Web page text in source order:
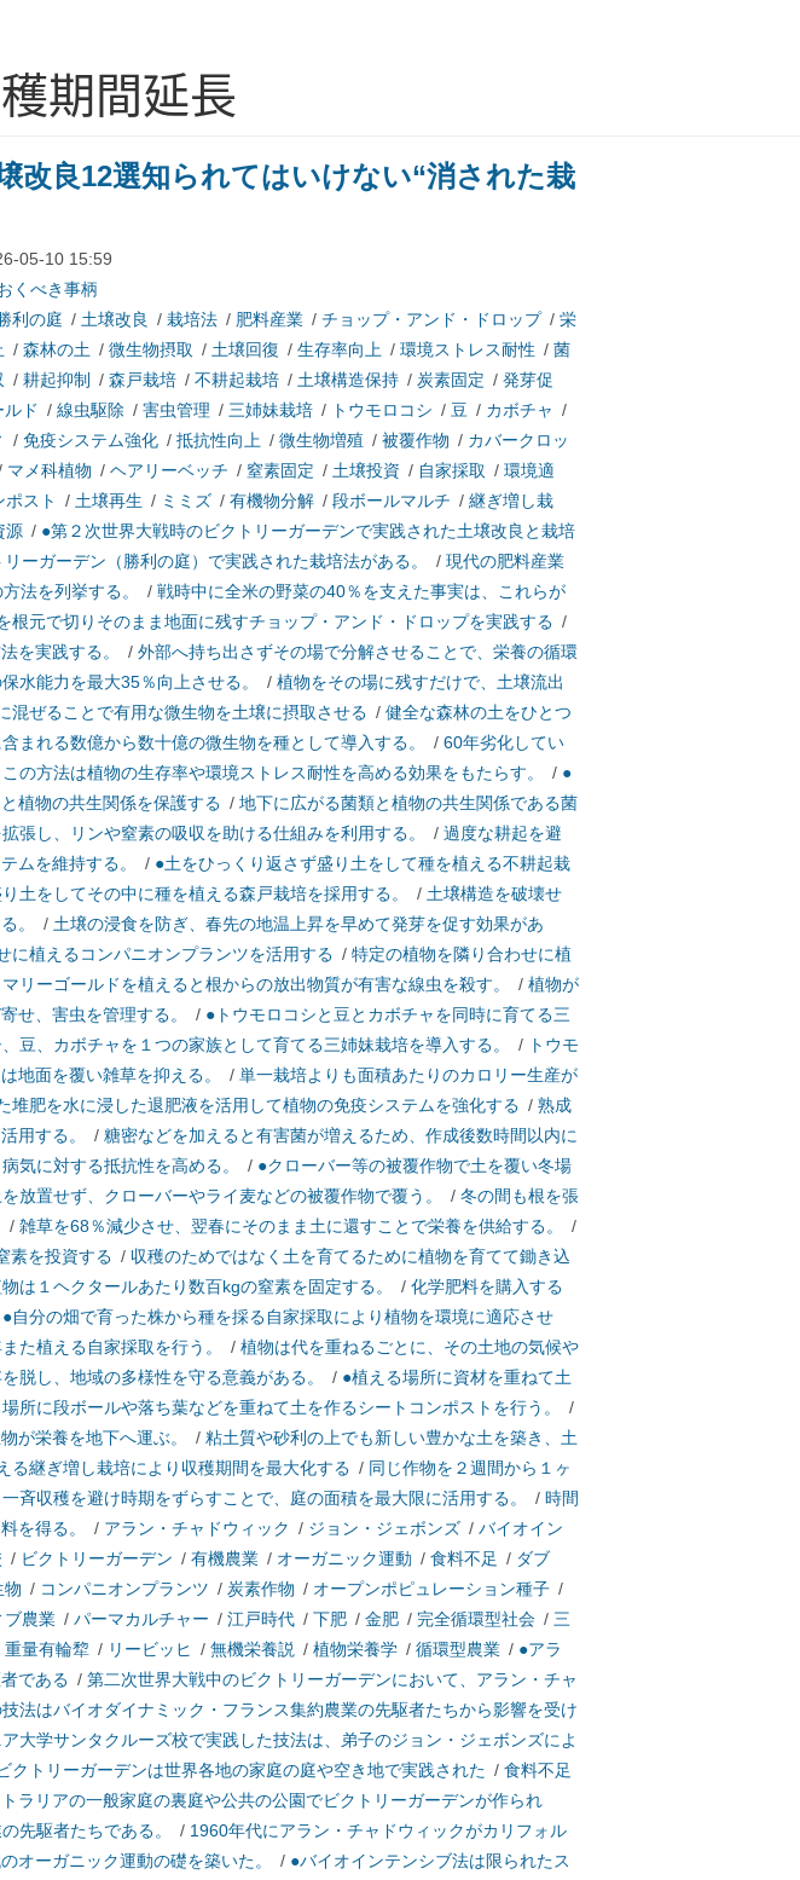
期間延長
改良12選知られてはいけない“消された栽
05-10 15:59
くべき事柄
利の庭 / 土壌改良 / 栽培法/ 肥料産業/ チョップ・アンド・ドロップ/ 栄
/ 森林の土/ 微生物摂取 / 土壌回復 / 生存率向上/ 環境ストレス耐性 / 菌
/ 耕起抑制 / 森戸栽培/ 不耕起栽培/ 土壌構造保持/ 炭素固定 / 発芽促
ド / 線虫駆除 / 害虫管理 / 三姉妹栽培/ トウモロコシ / 豆/ カボチャ /
/ 免疫システム強化/ 抵抗性向上/ 微生物増殖 / 被覆作物 / カバークロッ
マメ科植物 / ヘアリーベッチ / 窒素固定 / 土壌投資 / 自家採取 / 環境適
ポスト / 土壌再生 / ミミズ/ 有機物分解/ 段ボールマルチ / 継ぎ増し栽
源/ ●第２次世界大戦時のビクトリーガーデンで実践された土壌改良と栽培
ーガーデン（勝利の庭）で実践された栽培法がある。 / 現代の肥料産業
法を列挙する。
/ 戦時中に全米の野菜の40％を支えた事実は、これらが
根元で切りそのまま地面に残すチョップ・アンド・ドロップを実践する /
を実践する。
/ 外部へ持ち出さずその場で分解させることで、栄養の循環
水能力を最大35％向上させる。 / 植物をその場に残すだけで、土壌流出
混ぜることで有用な微生物を土壌に摂取させる / 健全な森林の土をひとつ
まれる数億から数十億の微生物を種として導入する。 / 60年劣化してい
この方法は植物の生存率や環境ストレス耐性を高める効果をもたらす。 / ●
植物の共生関係を保護する / 地下に広がる菌類と植物の共生関係である菌
張し、リンや窒素の吸収を助ける仕組みを利用する。 / 過度な耕起を避
ムを維持する。
/ ●土をひっくり返さず盛り土をして種を植える不耕起栽
土をしてその中に種を植える森戸栽培を採用する。 / 土壌構造を破壊せ
。
/ 土壌の浸食を防ぎ、春先の地温上昇を早めて発芽を促す効果があ
に植えるコンパニオンプランツを活用する / 特定の植物を隣り合わせに植
マリーゴールドを植えると根からの放出物質が有害な線虫を殺す。 / 植物が
せ、害虫を管理する。
/ ●トウモロコシと豆とカボチャを同時に育てる三
、豆、カボチャを１つの家族として育てる三姉妹栽培を導入する。 / トウモ
地面を覆い雑草を抑える。
/ 単一栽培よりも面積あたりのカロリー生産が
堆肥を水に浸した退肥液を活用して植物の免疫システムを強化する / 熟成
用する。
/ 糖密などを加えると有害菌が増えるため、作成後数時間以内に
気に対する抵抗性を高める。 / ●クローバー等の被覆作物で土を覆い冬場
放置せず、クローバーやライ麦などの被覆作物で覆う。 / 冬の間も根を張
/ 雑草を68％減少させ、翌春にそのまま土に還すことで栄養を供給する。
/
素を投資する / 収穫のためではなく土を育てるために植物を育てて鋤き込
は１ヘクタールあたり数百kgの窒素を固定する。 / 化学肥料を購入する
●自分の畑で育った株から種を採る自家採取により植物を環境に適応させ
た植える自家採取を行う。 / 植物は代を重ねるごとに、その土地の気候や
脱し、地域の多様性を守る意義がある。 / ●植える場所に資材を重ねて土
所に段ボールや落ち葉などを重ねて土を作るシートコンポストを行う。
/
が栄養を地下へ運ぶ。
/ 粘土質や砂利の上でも新しい豊かな土を築き、土
る継ぎ増し栽培により収穫期間を最大化する / 同じ作物を２週間から１ヶ
一斉収穫を避け時期をずらすことで、庭の面積を最大限に活用する。 / 時間
を得る。
/ アラン・チャドウィック / ジョン・ジェボンズ/ バイオイン
/ ビクトリーガーデン / 有機農業/ オーガニック運動 / 食料不足 / ダブ
物 / コンパニオンプランツ / 炭素作物 / オープンポピュレーション種子/
ブ農業/ パーマカルチャー / 江戸時代/ 下肥/ 金肥/ 完全循環型社会/ 三
重量有輪犂/ リービッヒ / 無機栄養説/ 植物栄養学/ 循環型農業/ ●アラ
である / 第二次世界大戦中のビクトリーガーデンにおいて、アラン・チャ
法はバイオダイナミック・フランス集約農業の先駆者たちから影響を受け
大学サンタクルーズ校で実践した技法は、弟子のジョン・ジェボンズによ
クトリーガーデンは世界各地の家庭の庭や空き地で実践された / 食料不足
ラリアの一般家庭の裏庭や公共の公園でビクトリーガーデンが作られ
先駆者たちである。 / 1960年代にアラン・チャドウィックがカリフォル
オーガニック運動の礎を築いた。
/ ●バイオインテンシブ法は限られたス